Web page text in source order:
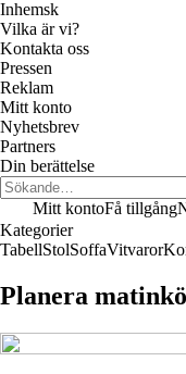
Inhemsk
Vilka är vi?
Kontakta oss
Pressen
Reklam
Mitt konto
Nyhetsbrev
Partners
Din berättelse
Mitt kontoFå tillgång
Kategorier
TabellStolSoffaVitvaror
Planera